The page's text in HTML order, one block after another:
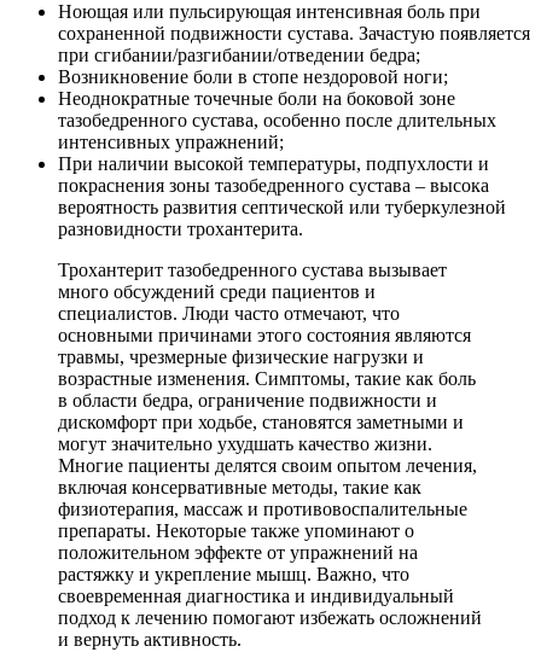
Ноющая или пульсирующая интенсивная боль при
сохраненной подвижности сустава. Зачастую появляется
при сгибании/разгибании/отведении бедра;
Возникновение боли в стопе нездоровой ноги;
Неоднократные точечные боли на боковой зоне
тазобедренного сустава, особенно после длительных
интенсивных упражнений;
При наличии высокой температуры, подпухлости и
покраснения зоны тазобедренного сустава – высока
вероятность развития септической или туберкулезной
разновидности трохантерита.
Трохантерит тазобедренного сустава вызывает
много обсуждений среди пациентов и
специалистов. Люди часто отмечают, что
основными причинами этого состояния являются
травмы, чрезмерные физические нагрузки и
возрастные изменения. Симптомы, такие как боль
в области бедра, ограничение подвижности и
дискомфорт при ходьбе, становятся заметными и
могут значительно ухудшать качество жизни.
Многие пациенты делятся своим опытом лечения,
включая консервативные методы, такие как
физиотерапия, массаж и противовоспалительные
препараты. Некоторые также упоминают о
положительном эффекте от упражнений на
растяжку и укрепление мышц. Важно, что
своевременная диагностика и индивидуальный
подход к лечению помогают избежать осложнений
и вернуть активность.